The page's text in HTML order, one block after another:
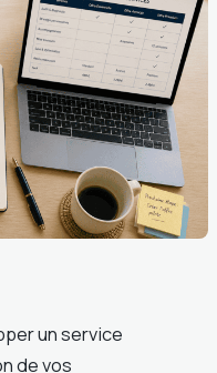
un service
de vos